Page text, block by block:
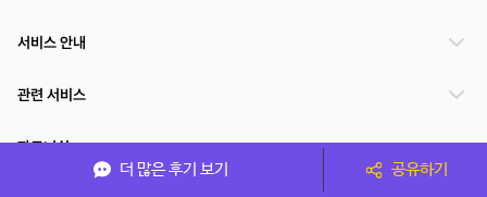
더 많은 후기 보기 공유하기
서비스 안내
관련 서비스
파트너쉽